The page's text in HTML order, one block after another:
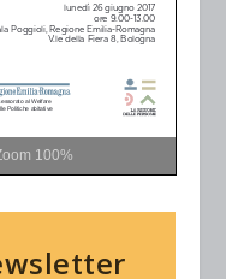
100%